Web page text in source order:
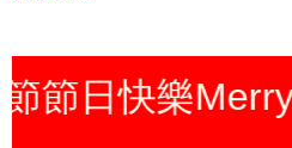
快樂Merry